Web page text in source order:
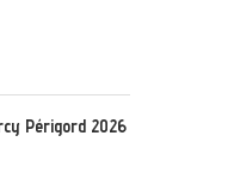
Périgord 2026